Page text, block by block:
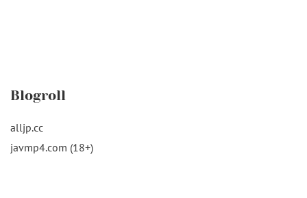
Blogroll
alljp.cc
javmp4.com (18+)